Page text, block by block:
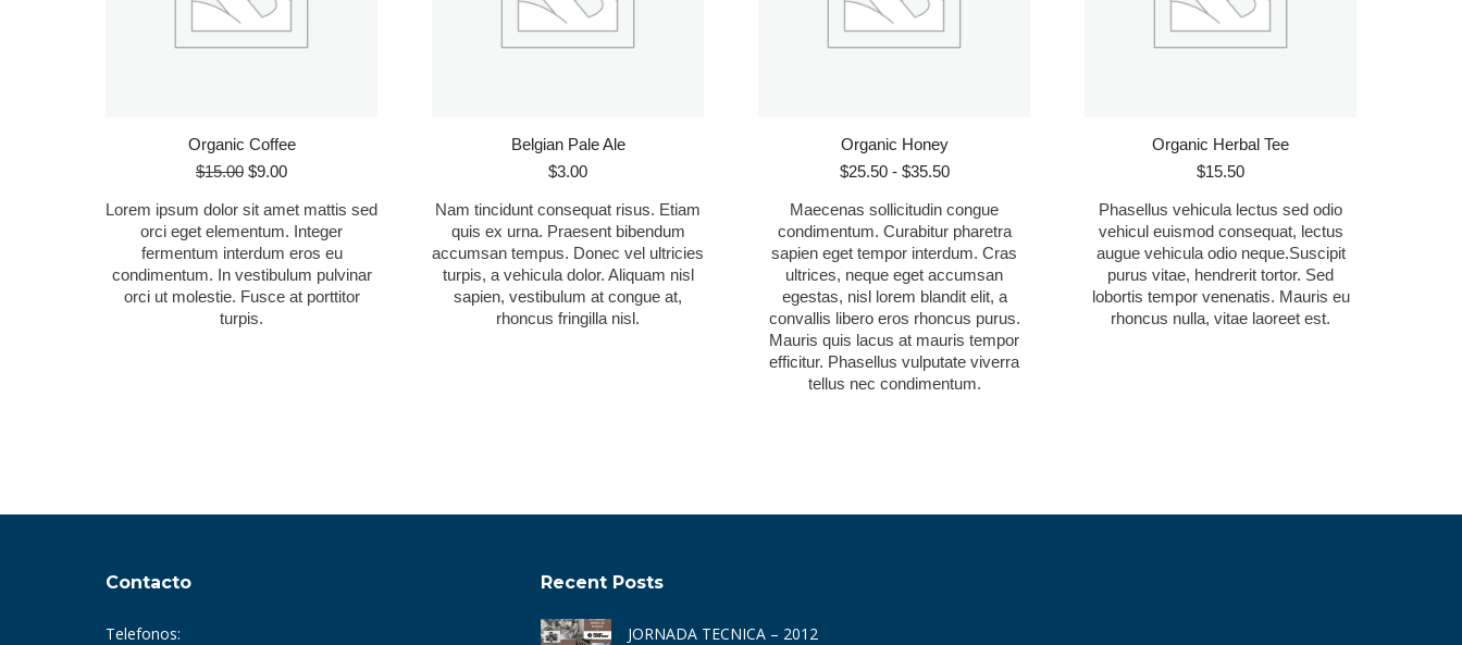
Organic Coffee
$15.00 El
original
era:
$15.00.
$9.00El
actual
es:
$9.00.
Lorem ipsum dolor sit amet mattis sed
orci eget elementum. Integer
fermentum interdum eros eu
condimentum. In vestibulum pulvinar
orci ut molestie. Fusce at porttitor
turpis.
Belgian Pale Ale
$3.00
Nam tincidunt consequat risus. Etiam
quis ex urna. Praesent bibendum
accumsan tempus. Donec vel ultricies
turpis, a vehicula dolor. Aliquam nisl
sapien, vestibulum at congue at,
rhoncus fringilla nisl.
Organic Honey
$25.50 - $35.50Rango
precios:
desde
$25.50
hasta
$35.50
Maecenas sollicitudin congue
condimentum. Curabitur pharetra
sapien eget tempor interdum. Cras
ultrices, neque eget accumsan
egestas, nisl lorem blandit elit, a
convallis libero eros rhoncus purus.
Mauris quis lacus at mauris tempor
efficitur. Phasellus vulputate viverra
tellus nec condimentum.
Organic Herbal Tee
$15.50
Phasellus vehicula lectus sed odio
vehicul euismod consequat, lectus
augue vehicula odio neque.Suscipit
purus vitae, hendrerit tortor. Sed
lobortis tempor venenatis. Mauris eu
rhoncus nulla, vitae laoreet est.
Contacto
Telefonos:
Recent Posts
JORNADA TECNICA – 2012